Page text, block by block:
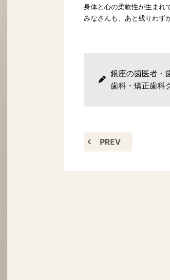
身体と心の柔軟性が生まれ
みなさんも、あと残りわず
銀座の歯医者・
歯科・矯正歯科
PREV